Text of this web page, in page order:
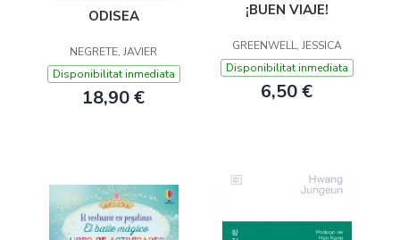
ODISEA
NEGRETE, JAVIER
Disponibilitat inmediata
18,90 €
¡BUEN VIAJE!
GREENWELL, JESSICA
Disponibilitat inmediata
6,50 €